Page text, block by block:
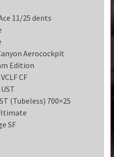
11/25 dents
Aerocockpit
Edition
CF
(Tubeless) 700×25
SF